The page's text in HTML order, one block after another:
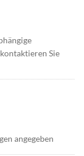
Sie
angegeben